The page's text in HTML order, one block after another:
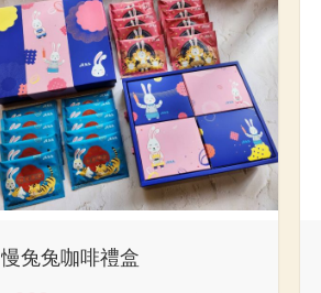
慢兔兔咖啡禮盒